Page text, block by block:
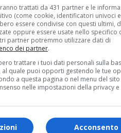
e chi una ragione di
trattati da 431 partner e le
(come cookie, identificatori univoci
essere condivise con questi ultimi,
oppure essere usate nello specifico
partner potremmo utilizzare dati di
dei partner.
trattare i tuoi dati personali sulla
quale puoi opporti gestendo le tue
a questa pagina o nel menu del
nelle impostazioni della privacy e
Acconsento